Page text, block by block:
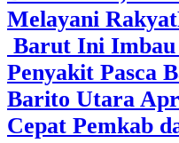
Melayani Rakyat
Barut Ini Imbau
Penyakit Pasca
Barito Utara
Cepat Pemkab